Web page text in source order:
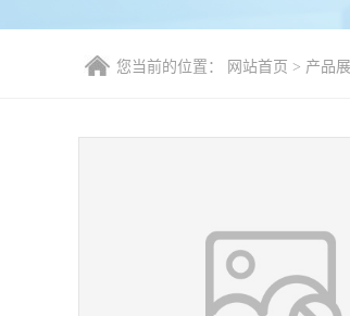
您当前的位置： 网站首页 > 产品